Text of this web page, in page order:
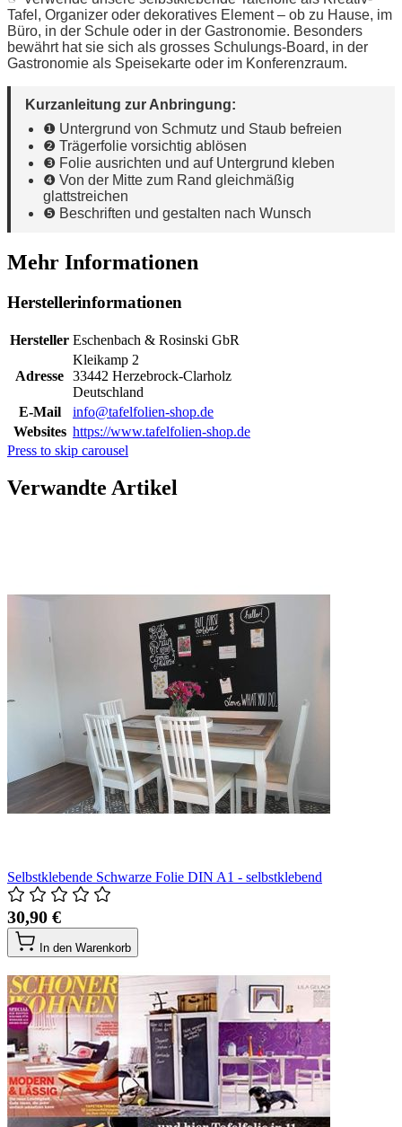
Tafel, Organizer oder dekoratives Element – ob zu Hause, im
Büro, in der Schule oder in der Gastronomie. Besonders
bewährt hat sie sich als grosses Schulungs-Board, in der
Gastronomie als Speisekarte oder im Konferenzraum.
Kurzanleitung zur Anbringung:
❶ Untergrund von Schmutz und Staub befreien
❷ Trägerfolie vorsichtig ablösen
❸ Folie ausrichten und auf Untergrund kleben
❹ Von der Mitte zum Rand gleichmäßig
glattstreichen
❺ Beschriften und gestalten nach Wunsch
Mehr Informationen
Herstellerinformationen
Hersteller Eschenbach & Rosinski GbR
Adresse
Kleikamp 2
33442 Herzebrock-Clarholz
Deutschland
E-Mail
info@tafelfolien-shop.de
Websites https://www.tafelfolien-shop.de
Press to skip carousel
Verwandte Artikel
Selbstklebende Schwarze Folie DIN A1 - selbstklebend
30,90 €
In den Warenkorb